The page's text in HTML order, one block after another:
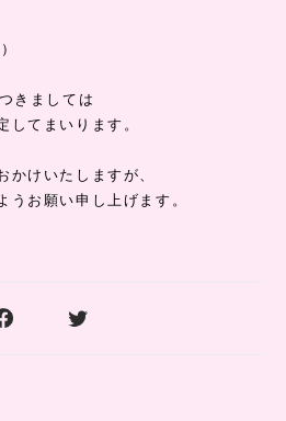
きましては
してまいります。
かけいたしますが、
うお願い申し上げます。